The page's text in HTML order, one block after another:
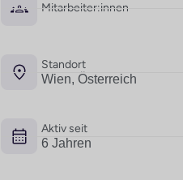
Mitarbeiter:innen
Standort
Wien, Österreich
Aktiv seit
6 Jahren